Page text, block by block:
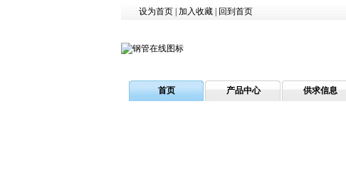
设为首页 加入收藏 回到首页
首页 产品中心 供求信息